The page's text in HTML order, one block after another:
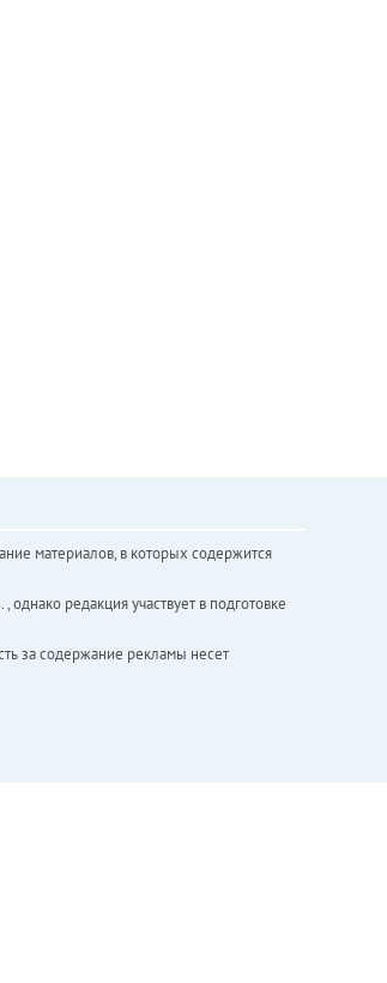
материалов, в которых содержится
редакция участвует в подготовке
за содержание рекламы несет